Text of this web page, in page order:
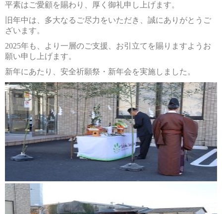
平素はご愛顧を賜わり、厚く御礼申し上げます。
旧年中は、多大なるご尽力をいただき、誠にありがとうご
ざいます。
2025年も、より一層のご支援、お引立てを賜りますようお
願い申し上げます。
新年にあたり、安全祈願祭・新年会を実施しました。